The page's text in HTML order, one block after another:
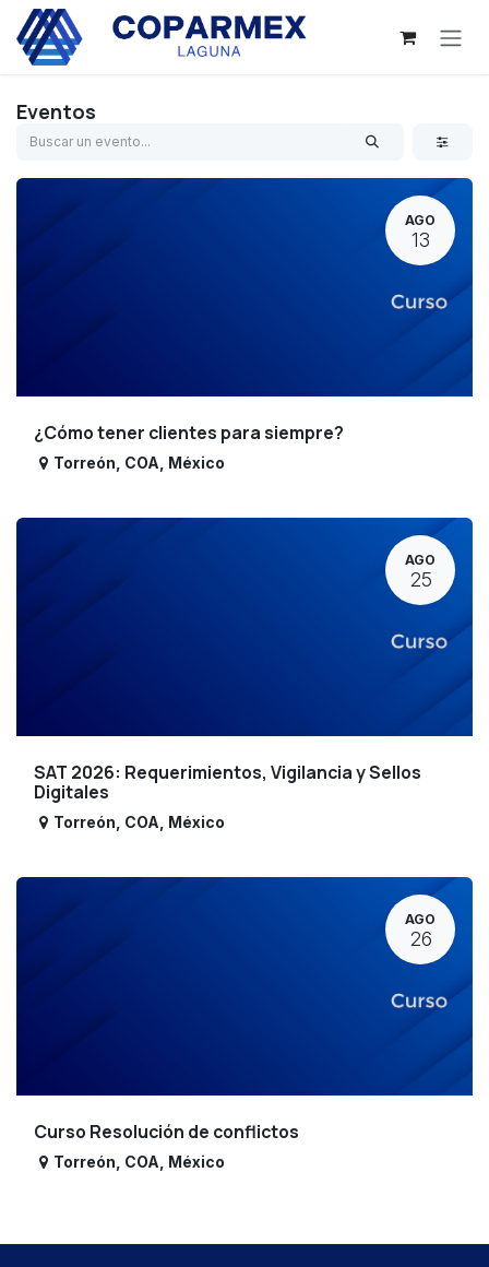
Ir al contenido
Eventos
AGO
13
¿Cómo tener clientes para siempre?
Torreón COA México
AGO
25
SAT 2026: Requerimientos, Vigilancia y Sellos
Digitales
Torreón COA México
AGO
26
Curso Resolución de conflictos
Torreón COA México